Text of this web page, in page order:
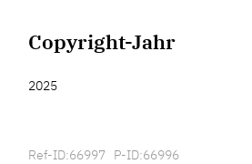
Copyright-Jahr
2025
Ref-ID:66997 P-ID:66996